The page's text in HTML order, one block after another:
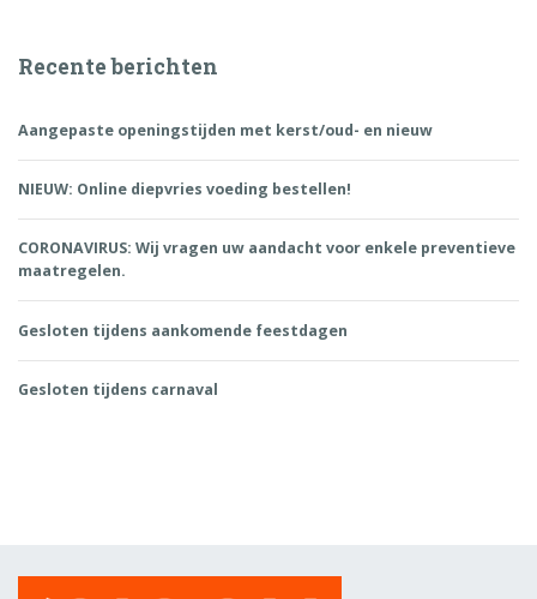
Recente berichten
Aangepaste openingstijden met kerst/oud- en nieuw
NIEUW: Online diepvries voeding bestellen!
CORONAVIRUS: Wij vragen uw aandacht voor enkele preventieve
maatregelen.
Gesloten tijdens aankomende feestdagen
Gesloten tijdens carnaval